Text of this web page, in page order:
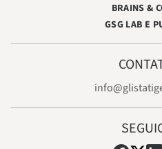
BRAINS &
GSG LAB E